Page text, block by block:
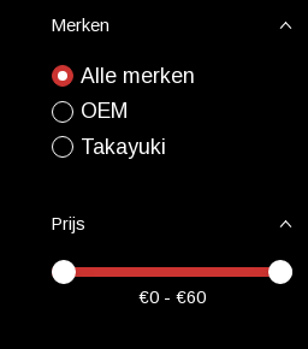
Merken
Alle merken
OEM
Takayuki
Prijs
Minimale prijswaarde
Price maximum value
€0 - €60